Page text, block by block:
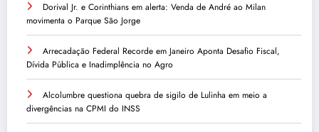
Dorival Jr. e Corinthians em alerta: Venda de André ao Milan
movimenta o Parque São Jorge
Arrecadação Federal Recorde em Janeiro Aponta Desafio Fiscal,
Dívida Pública e Inadimplência no Agro
Alcolumbre questiona quebra de sigilo de Lulinha em meio a
divergências na CPMI do INSS